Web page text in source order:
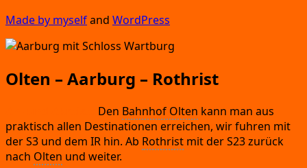
Made by mys­elfand Word­Press
Olten – Aarburg – Rothrist
Den Bahn­hof Olten kann man aus
prak­tisch allen Desti­na­tio­nen errei­chen, wir fuh­ren mit
der S3 und dem IR hin. Ab Rothrist mit der S23 zurück
nach Olten und weiter.